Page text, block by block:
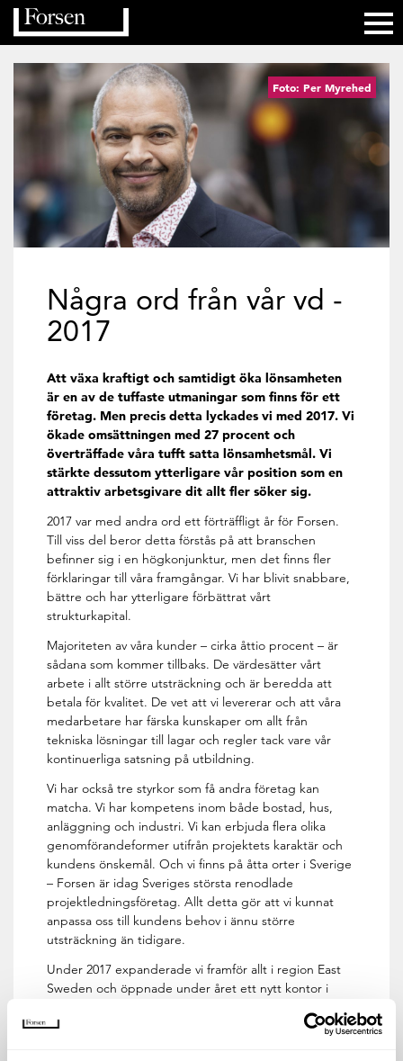
Foto: Per Myrehed
Några ord från vår vd -
2017
Att växa kraftigt och samtidigt öka lönsamheten
är en av de tuffaste utmaningar som finns för ett
företag. Men precis detta lyckades vi med 2017. Vi
ökade omsättningen med 27 procent och
överträffade våra tufft satta lönsamhetsmål. Vi
stärkte dessutom ytterligare vår position som en
attraktiv arbetsgivare dit allt fler söker sig.
2017 var med andra ord ett förträffligt år för Forsen.
Till viss del beror detta förstås på att branschen
befinner sig i en högkonjunktur, men det finns fler
förklaringar till våra framgångar. Vi har blivit snabbare,
bättre och har ytterligare förbättrat vårt
strukturkapital.
Majoriteten av våra kunder – cirka åttio procent – är
sådana som kommer tillbaks. De värdesätter vårt
arbete i allt större utsträckning och är beredda att
betala för kvalitet. De vet att vi levererar och att våra
medarbetare har färska kunskaper om allt från
tekniska lösningar till lagar och regler tack vare vår
kontinuerliga satsning på utbildning.
Vi har också tre styrkor som få andra företag kan
matcha. Vi har kompetens inom både bostad, hus,
anläggning och industri. Vi kan erbjuda flera olika
genomförandeformer utifrån projektets karaktär och
kundens önskemål. Och vi finns på åtta orter i Sverige
– Forsen är idag Sveriges största renodlade
projektledningsföretag. Allt detta gör att vi kunnat
anpassa oss till kundens behov i ännu större
utsträckning än tidigare.
Under 2017 expanderade vi framför allt i region East
Sweden och öppnade under året ett nytt kontor i
”samverkan”.